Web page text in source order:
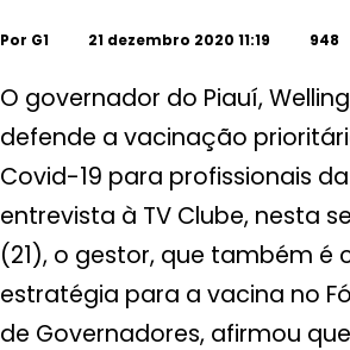
Por G1 21 dezembro 2020 11:19 948
O governador do Piauí,
defende a vacinação
Covid-19 para profissionais
entrevista à TV Clube, nesta
(21), o gestor, que também é
estratégia para a vacina no
de Governadores, afirmou